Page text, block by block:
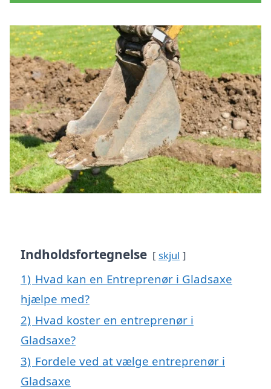
Indholdsfortegnelse skjul
1) Hvad kan en Entreprenør i Gladsaxe
hjælpe med?
2) Hvad koster en entreprenør i
Gladsaxe?
3) Fordele ved at vælge entreprenør i
Gladsaxe